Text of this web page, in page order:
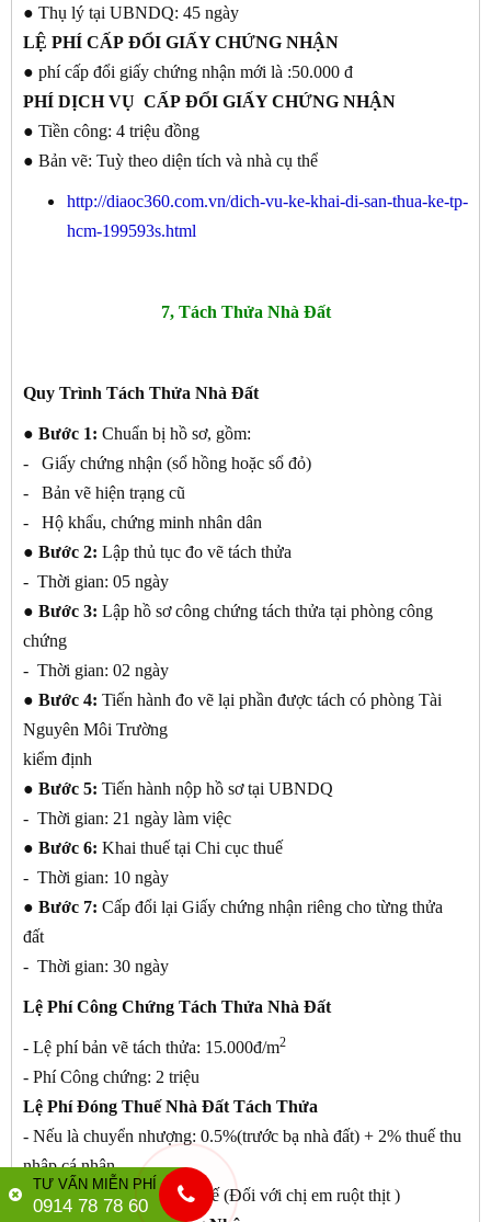
● Thụ lý tại UBNDQ: 45 ngày
LỆ PHÍ CẤP ĐỔI GIẤY CHỨNG NHẬN
● phí cấp đổi giấy chứng nhận mới là :50.000 đ
PHÍ DỊCH VỤ CẤP ĐỔI GIẤY CHỨNG NHẬN
● Tiền công: 4 triệu đồng
● Bản vẽ: Tuỳ theo diện tích và nhà cụ thể
http://diaoc360.com.vn/dich-vu-ke-khai-di-san-thua-ke-tp-
hcm-199593s.html
7, Tách Thửa Nhà Đất
Quy Trình Tách Thửa Nhà Đất
● Bước 1: Chuẩn bị hồ sơ, gồm:
- Giấy chứng nhận (sổ hồng hoặc sổ đỏ)
- Bản vẽ hiện trạng cũ
- Hộ khẩu, chứng minh nhân dân
● Bước 2: Lập thủ tục đo vẽ tách thửa
- Thời gian: 05 ngày
● Bước 3: Lập hồ sơ công chứng tách thửa tại phòng công
chứng
- Thời gian: 02 ngày
● Bước 4: Tiến hành đo vẽ lại phần được tách có phòng Tài
Nguyên Môi Trường
kiểm định
● Bước 5: Tiến hành nộp hồ sơ tại UBNDQ
- Thời gian: 21 ngày làm việc
● Bước 6: Khai thuế tại Chi cục thuế
- Thời gian: 10 ngày
● Bước 7: Cấp đổi lại Giấy chứng nhận riêng cho từng thửa
đất
- Thời gian: 30 ngày
Lệ Phí Công Chứng Tách Thửa Nhà Đất
- Lệ phí bản vẽ tách thửa: 15.000đ/m2
- Phí Công chứng: 2 triệu
Lệ Phí Đóng Thuế Nhà Đất Tách Thửa
- Nếu là chuyển nhượng: 0.5%(trước bạ nhà đất) + 2% thuế thu
nhập cá nhân
- Nếu là cho tặng: miễn thuế (Đối với chị em ruột thịt )
TƯ VẤN MIỄN PHÍ
0914 78 78 60